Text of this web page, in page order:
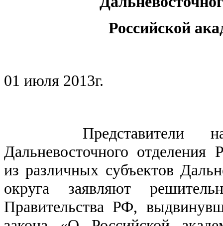
Российской
01 июля 2013г.
Представители
Дальневосточного отделения
из различных субъектов
округа заявляют
Правительства РФ,